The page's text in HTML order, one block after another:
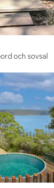
och sovsal